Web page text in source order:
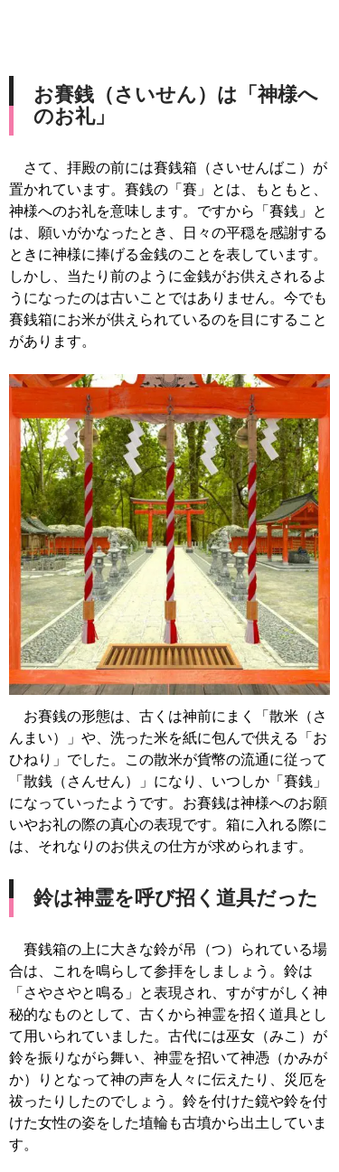
お賽銭（さいせん）は「神様へ
のお礼」
さて、拝殿の前には賽銭箱（さいせんばこ）が
置かれています。賽銭の「賽」とは、もともと、
神様へのお礼を意味します。ですから「賽銭」と
は、願いがかなったとき、日々の平穏を感謝する
ときに神様に捧げる金銭のことを表しています。
しかし、当たり前のように金銭がお供えされるよ
うになったのは古いことではありません。今でも
賽銭箱にお米が供えられているのを目にすること
があります。
お賽銭の形態は、古くは神前にまく「散米（さ
んまい）」や、洗った米を紙に包んで供える「お
ひねり」でした。この散米が貨幣の流通に従って
「散銭（さんせん）」になり、いつしか「賽銭」
になっていったようです。お賽銭は神様へのお願
いやお礼の際の真心の表現です。箱に入れる際に
は、それなりのお供えの仕方が求められます。
鈴は神霊を呼び招く道具だった
賽銭箱の上に大きな鈴が吊（つ）られている場
合は、これを鳴らして参拝をしましょう。鈴は
「さやさやと鳴る」と表現され、すがすがしく神
秘的なものとして、古くから神霊を招く道具とし
て用いられていました。古代には巫女（みこ）が
鈴を振りながら舞い、神霊を招いて神憑（かみが
か）りとなって神の声を人々に伝えたり、災厄を
祓ったりしたのでしょう。鈴を付けた鏡や鈴を付
けた女性の姿をした埴輪も古墳から出土していま
す。